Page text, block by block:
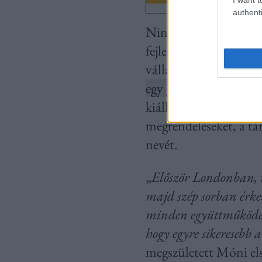
Nincs sok időnk az
fejlesztette, hogyan
vállalkozása.
egy gyerekét.
kiállítás jelentette,
megrendeléseket, a
nevét.
„Először
majd szép sorban
minden
hogy egyre
megszületett Móni